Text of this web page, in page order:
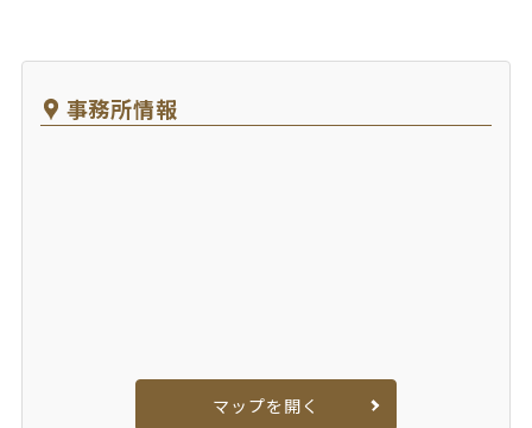
事務所情報
マップを開く